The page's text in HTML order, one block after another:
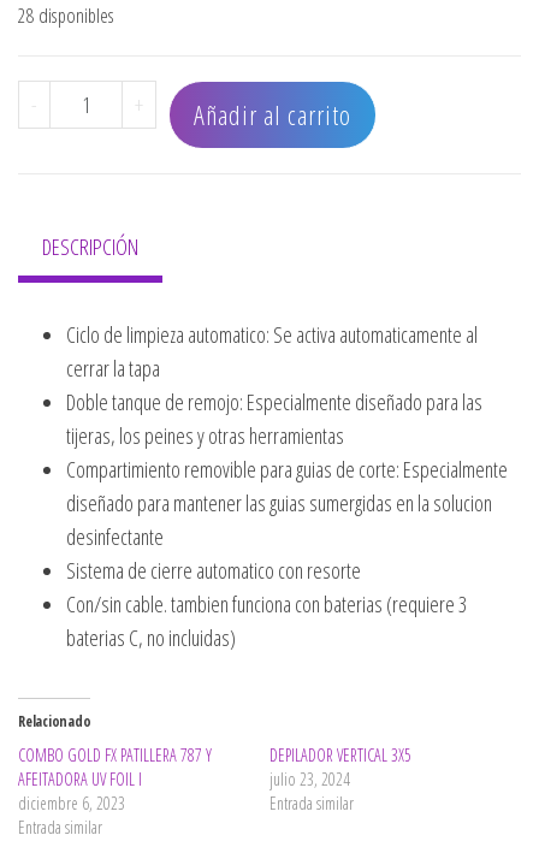
28 disponibles
- CAJA DESINFECTANTE BARBEROLOGY cantidad
+ Añadir al carrito
DESCRIPCIÓN
Ciclo de limpieza automatico: Se activa automaticamente al
cerrar la tapa
Doble tanque de remojo: Especialmente diseñado para las
tijeras, los peines y otras herramientas
Compartimiento removible para guias de corte: Especialmente
diseñado para mantener las guias sumergidas en la solucion
desinfectante
Sistema de cierre automatico con resorte
Con/sin cable. tambien funciona con baterias (requiere 3
baterias C, no incluidas)
Relacionado
COMBO GOLD FX PATILLERA 787 Y
AFEITADORA UV FOIL I
diciembre 6, 2023
Entrada similar
DEPILADOR VERTICAL 3X5
julio 23, 2024
Entrada similar